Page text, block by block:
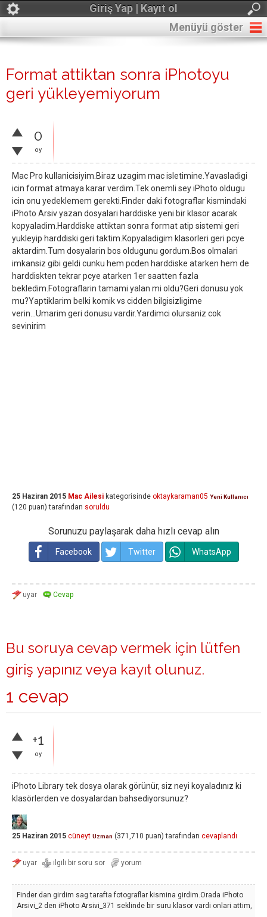
Giriş Yap | Kayıt ol
Menüyü göster
Format attiktan sonra iPhotoyu
geri yükleyemiyorum
0
oy
Mac Pro kullanicisiyim.Biraz uzagim mac isletimine.Yavasladigi
icin format atmaya karar verdim.Tek onemli sey iPhoto oldugu
icin onu yedeklemem gerekti.Finder daki fotograflar kismindaki
iPhoto Arsiv yazan dosyalari harddiske yeni bir klasor acarak
kopyaladim.Harddiske attiktan sonra format atip sistemi geri
yukleyip harddiski geri taktim.Kopyaladigim klasorleri geri pcye
aktardim.Tum dosyalarin bos oldugunu gordum.Bos olmalari
imkansiz gibi geldi cunku hem pcden harddiske atarken hem de
harddiskten tekrar pcye atarken 1er saatten fazla
bekledim.Fotograflarin tamami yalan mi oldu?Geri donusu yok
mu?Yaptiklarim belki komik vs cidden bilgisizligime
verin...Umarim geri donusu vardir.Yardimci olursaniz cok
sevinirim
25 Haziran 2015 Mac Ailesi kategorisinde oktaykaraman05 Yeni Kullanıcı
(120 puan) tarafından soruldu
Sorunuzu paylaşarak daha hızlı cevap alın
Facebook Twitter WhatsApp
Bu soruya cevap vermek için lütfen
giriş yapınız veya kayıt olunuz.
1 cevap
+1
oy
iPhoto Library tek dosya olarak görünür, siz neyi koyaladınız ki
klasörlerden ve dosyalardan bahsediyorsunuz?
25 Haziran 2015 cüneyt Uzman (371,710 puan) tarafından cevaplandı
Finder dan girdim sag tarafta fotograflar kismina girdim.Orada iPhoto
Arsivi_2 den iPhoto Arsivi_371 seklinde bir suru klasor vardi onlari attim,